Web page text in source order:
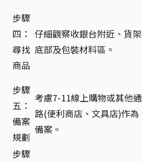
步驟
四：
尋找
商品
仔細觀察收銀台附近、貨架
底部及包裝材料區。
步驟
五：
備案
規劃
考慮7-11線上購物或其他通
路(便利商店、文具店)作為
備案。
步驟